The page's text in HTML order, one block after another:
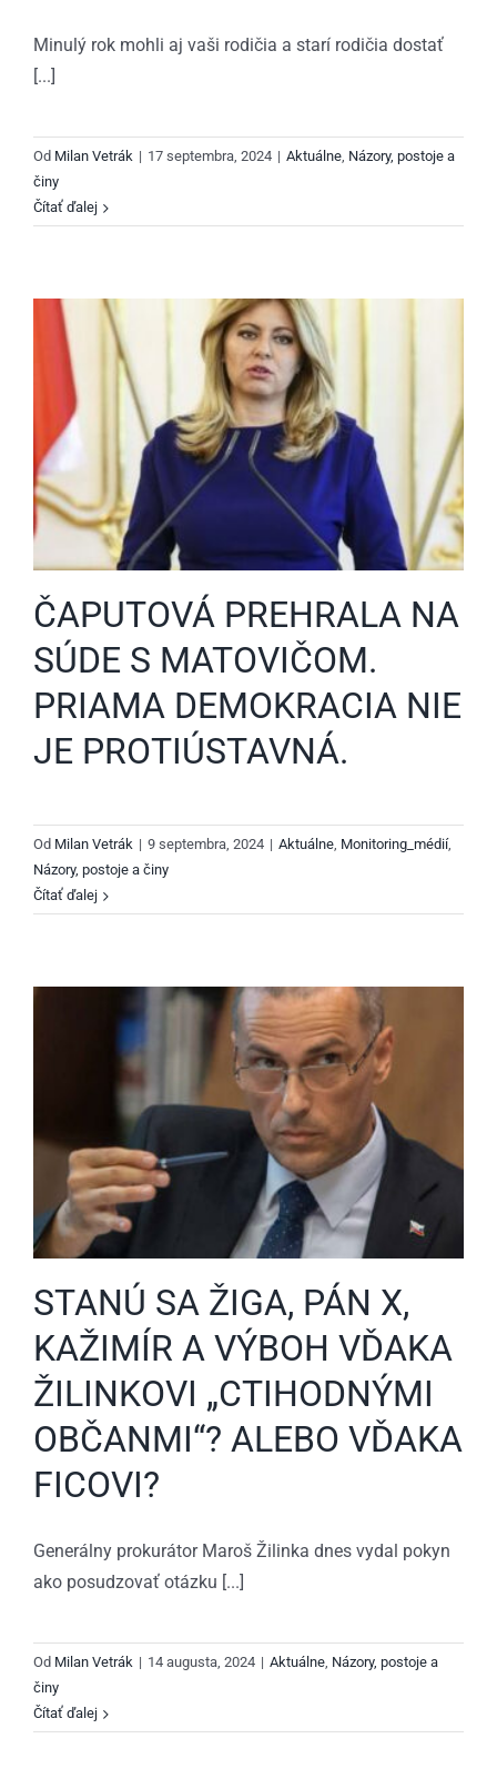
Minulý rok mohli aj vaši rodičia a starí rodičia dostať
[...]
Od Milan Vetrák | 17 septembra, 2024 | Aktuálne, Názory, postoje a
činy
Čítať ďalej
ČAPUTOVÁ PREHRALA NA
SÚDE S MATOVIČOM.
PRIAMA DEMOKRACIA NIE
JE PROTIÚSTAVNÁ.
Od Milan Vetrák | 9 septembra, 2024 | Aktuálne, Monitoring_médií,
Názory, postoje a činy
Čítať ďalej
STANÚ SA ŽIGA, PÁN X,
KAŽIMÍR A VÝBOH VĎAKA
ŽILINKOVI „CTIHODNÝMI
OBČANMI“? ALEBO VĎAKA
FICOVI?
Generálny prokurátor Maroš Žilinka dnes vydal pokyn
ako posudzovať otázku [...]
Od Milan Vetrák | 14 augusta, 2024 | Aktuálne, Názory, postoje a
činy
Čítať ďalej